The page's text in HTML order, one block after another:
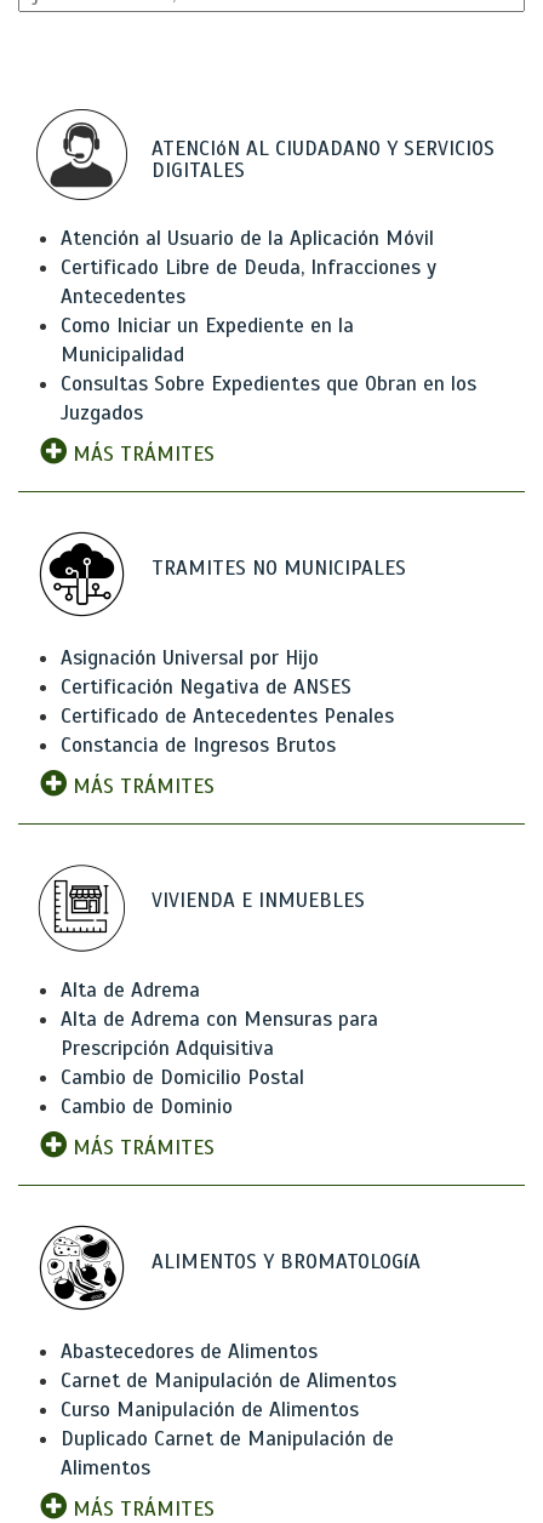
ATENCIóN AL CIUDADANO Y SERVICIOS
DIGITALES
Atención al Usuario de la Aplicación Móvil
Certificado Libre de Deuda, Infracciones y
Antecedentes
Como Iniciar un Expediente en la
Municipalidad
Consultas Sobre Expedientes que Obran en los
Juzgados
MÁS TRÁMITES
TRAMITES NO MUNICIPALES
Asignación Universal por Hijo
Certificación Negativa de ANSES
Certificado de Antecedentes Penales
Constancia de Ingresos Brutos
MÁS TRÁMITES
VIVIENDA E INMUEBLES
Alta de Adrema
Alta de Adrema con Mensuras para
Prescripción Adquisitiva
Cambio de Domicilio Postal
Cambio de Dominio
MÁS TRÁMITES
ALIMENTOS Y BROMATOLOGíA
Abastecedores de Alimentos
Carnet de Manipulación de Alimentos
Curso Manipulación de Alimentos
Duplicado Carnet de Manipulación de
Alimentos
MÁS TRÁMITES